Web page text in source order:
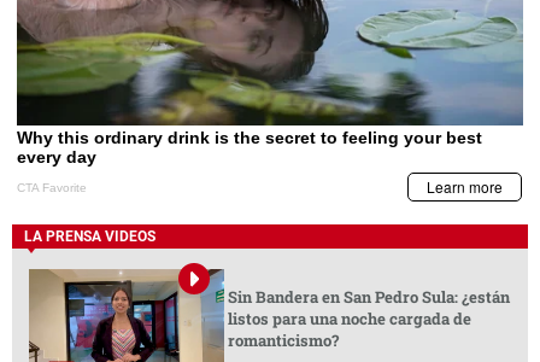
LA PRENSA VIDEOS
Sin Bandera en San Pedro Sula: ¿están
listos para una noche cargada de
romanticismo?